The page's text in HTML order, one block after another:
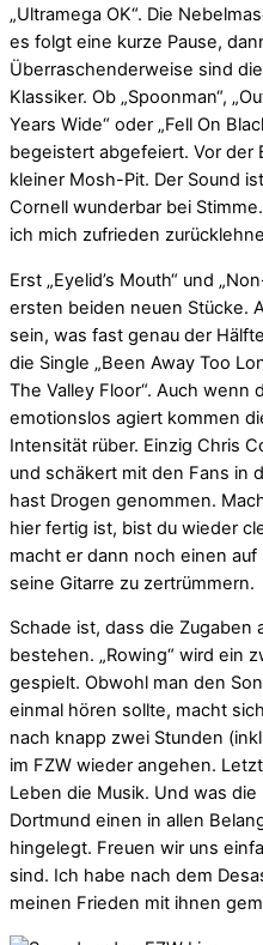
„Ultramega OK“. Die
es folgt eine kurze Pause,
Überraschenderweise sind
Klassiker. Ob „Spoonman“,
Years Wide“ oder „Fell On
begeistert abgefeiert. Vor der
kleiner Mosh-Pit. Der Sound
Cornell wunderbar bei
ich mich zufrieden
Erst „Eyelid’s Mouth“ und
ersten beiden neuen Stücke.
sein, was fast genau der
die Single „Been Away Too
The Valley Floor“. Auch wenn
emotionslos agiert kommen
Intensität rüber. Einzig Chris
und schäkert mit den Fans in
hast Drogen genommen.
hier fertig ist, bist du wieder
macht er dann noch einen
seine Gitarre zu zertrümmern.
Schade ist, dass die Zugaben
bestehen. „Rowing“ wird ein
gespielt. Obwohl man den
einmal hören sollte, macht
nach knapp zwei Stunden
im FZW wieder angehen.
Leben die Musik. Und was
Dortmund einen in allen
hingelegt. Freuen wir uns
sind. Ich habe nach dem
meinen Frieden mit ihnen